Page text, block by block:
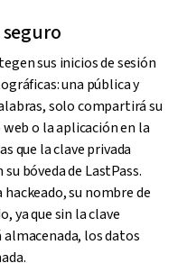
sus inicios de sesión
una pública y
solo compartirá su
o la aplicación en la
que la clave privada
bóveda de LastPass.
su nombre de
ya que sin la clave
los datos